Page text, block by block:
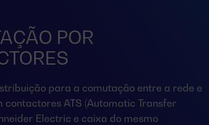
POR
para a comutação entre a rede e
contactores ATS (Automatic Transfer
Electric e caixa do mesmo